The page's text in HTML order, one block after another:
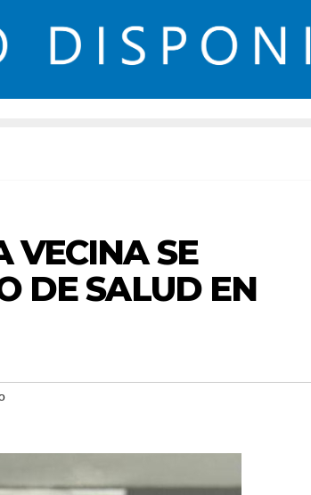
VECINA SE
DE SALUD EN